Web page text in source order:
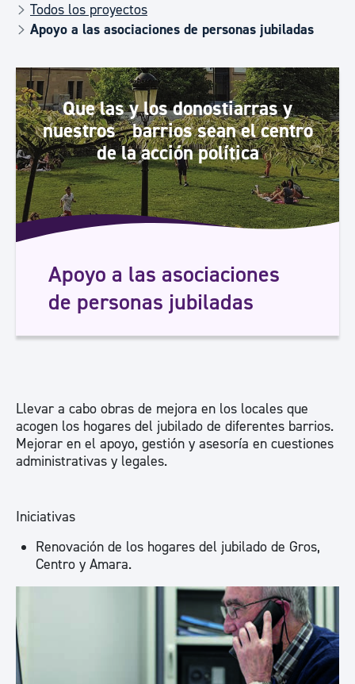
Todos los proyectos
Apoyo a las asociaciones de personas jubiladas
Que las y los donostiarras y
nuestros barrios sean el centro
de la acción política
Apoyo a las asociaciones
de personas jubiladas
Llevar a cabo obras de mejora en los locales que
acogen los hogares del jubilado de diferentes barrios.
Mejorar en el apoyo, gestión y asesoría en cuestiones
administrativas y legales.
Iniciativas
Renovación de los hogares del jubilado de Gros,
Centro y Amara.